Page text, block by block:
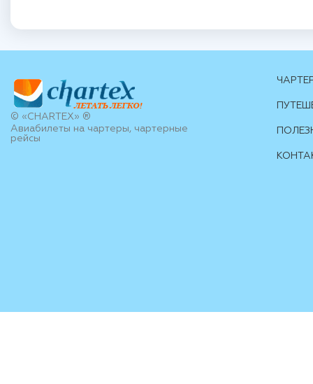
© «CHARTEX» ®
Авиабилеты на чартеры, чартерные
рейсы